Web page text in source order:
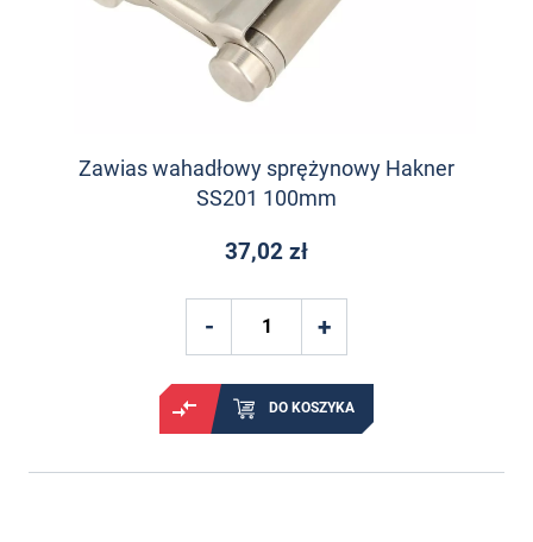
Zawias wahadłowy sprężynowy Hakner
SS201 100mm
37,02 zł
DO KOSZYKA